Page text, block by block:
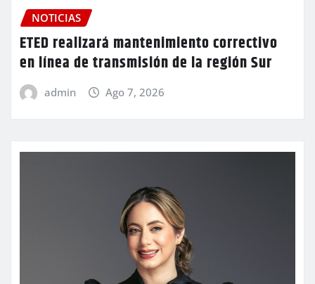
NOTICIAS
ETED realizará mantenimiento correctivo
en línea de transmisión de la región Sur
admin Ago 7, 2026